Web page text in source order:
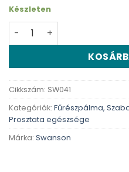
Készleten
Swanson Fűrészpálma -
Cikkszám: SW041
Kategóriák: Fűrészpálma,
Prosztata egészsége
Márka: Swanson